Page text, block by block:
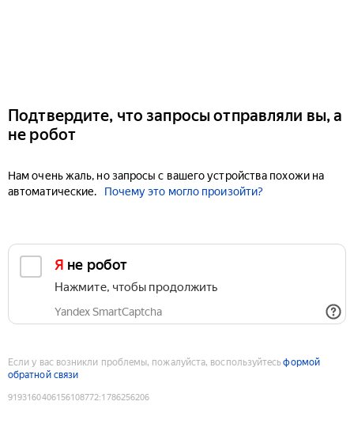
Подтвердите, что запросы отправляли вы, а
не робот
Нам очень жаль, но запросы с вашего устройства похожи на
автоматические.
Почему это могло произойти?
Я не робот
Нажмите, чтобы продолжить
Yandex SmartCaptcha
Если у вас возникли проблемы, пожалуйста, воспользуйтесьформой
обратной связи
9193160406156108772:1786256206